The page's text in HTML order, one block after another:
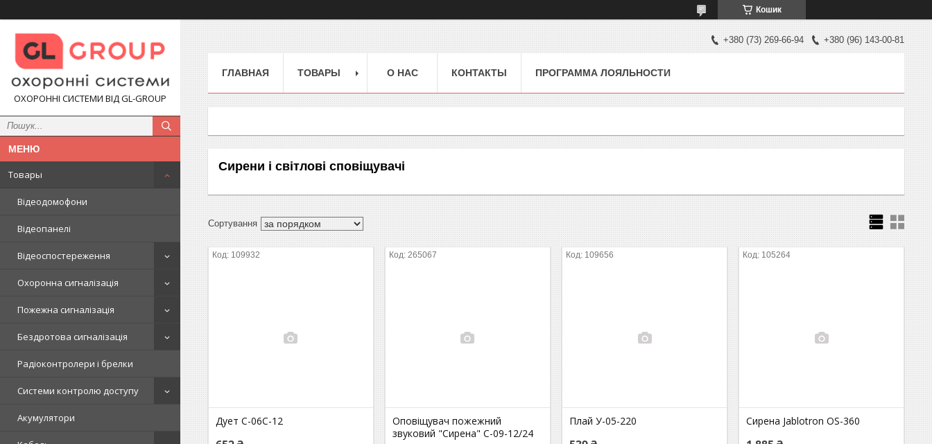
Кошик
ОХОРОННІ СИСТЕМИ ВІД GL-GROUP
Товары
Відеодомофони
Відеопанелі
Відеоспостереження
Охоронна сигналізація
Пожежна сигналізація
Бездротова сигналізація
Радіоконтролери і брелки
Системи контролю доступу
Акумулятори
+380 (73) 269-66-94 +380 (96) 143-00-81
ГЛАВНАЯ ТОВАРЫ О НАС КОНТАКТЫ ПРОГРАММА ЛОЯЛЬНОСТИ
Сирени і світлові сповіщувачі
109932
Дует С-06С-12
265067
Оповіщувач пожежний
звуковий "Сирена" С-09-12/24
109656
Плай У-05-220
105264
Сирена Jablotron OS-360